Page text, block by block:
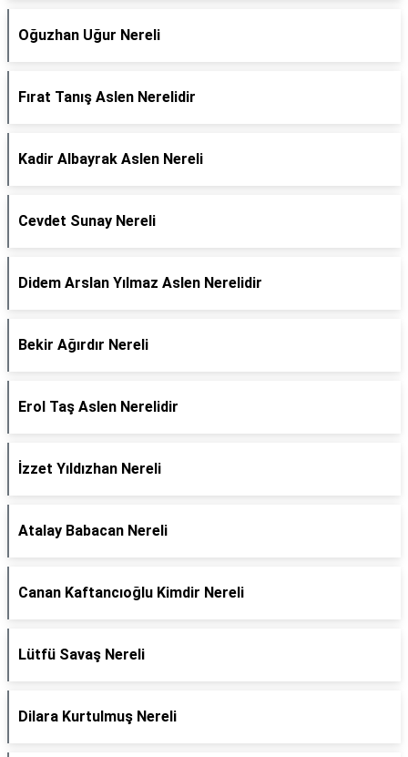
Oğuzhan Uğur Nereli
Fırat Tanış Aslen Nerelidir
Kadir Albayrak Aslen Nereli
Cevdet Sunay Nereli
Didem Arslan Yılmaz Aslen Nerelidir
Bekir Ağırdır Nereli
Erol Taş Aslen Nerelidir
İzzet Yıldızhan Nereli
Atalay Babacan Nereli
Canan Kaftancıoğlu Kimdir Nereli
Lütfü Savaş Nereli
Dilara Kurtulmuş Nereli